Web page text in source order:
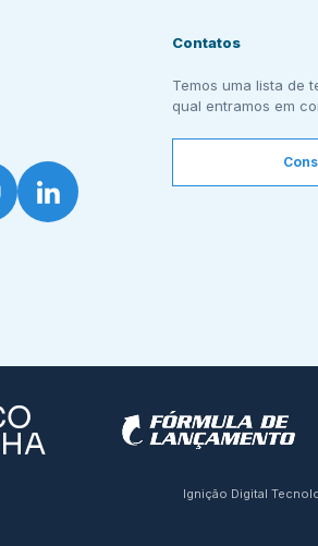
Contatos
Temos uma lista de
qual entramos em
Ignição Digital